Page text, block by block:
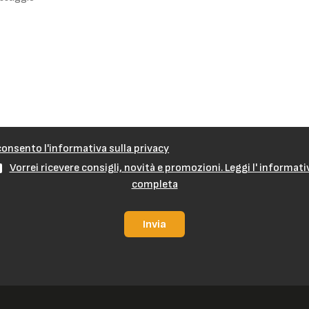
l'informativa sulla privacy
Vorrei ricevere consigli, novità e promozioni. Leggi l'
completa
Invia